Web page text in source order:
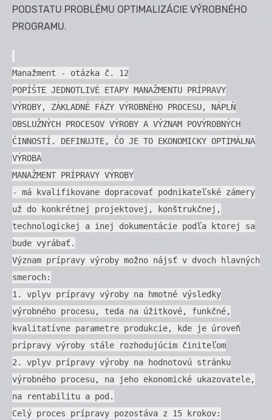
PODSTATU PROBLÉMU OPTIMALIZÁCIE VÝROBNÉHO
PROGRAMU.
Manažment - otázka č. 12
POPÍŠTE JEDNOTLIVÉ ETAPY MANAŽMENTU PRÍPRAVY
VÝROBY, ZÁKLADNÉ FÁZY VÝROBNÉHO PROCESU, NÁPLŇ
OBSLUŽNÝCH PROCESOV VÝROBY A VÝZNAM POVÝROBNÝCH
ČINNOSTÍ. DEFINUJTE, ČO JE TO EKONOMICKY OPTIMÁLNA
VÝROBA
MANAŽMENT PRÍPRAVY VÝROBY
- má kvalifikovane dopracovať podnikateľské zámery
už do konkrétnej projektovej, konštrukčnej,
technologickej a inej dokumentácie podľa ktorej sa
bude vyrábať.
Význam prípravy výroby možno nájsť v dvoch hlavných
smeroch:
1. vplyv prípravy výroby na hmotné výsledky
výrobného procesu, teda na úžitkové, funkčné,
kvalitatívne parametre produkcie, kde je úroveň
prípravy výroby stále rozhodujúcim činiteľom
2. vplyv prípravy výroby na hodnotovú stránku
výrobného procesu, na jeho ekonomické ukazovatele,
na rentabilitu a pod.
Celý proces prípravy pozostáva z 15 krokov: